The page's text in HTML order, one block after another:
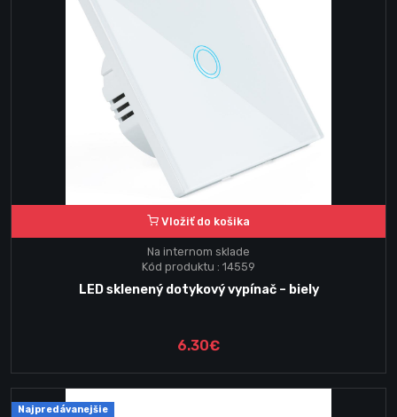
Vložiť do košika
Na internom sklade
Kód produktu : 14559
LED sklenený dotykový vypínač – biely
6.30€
Najpredávanejšie